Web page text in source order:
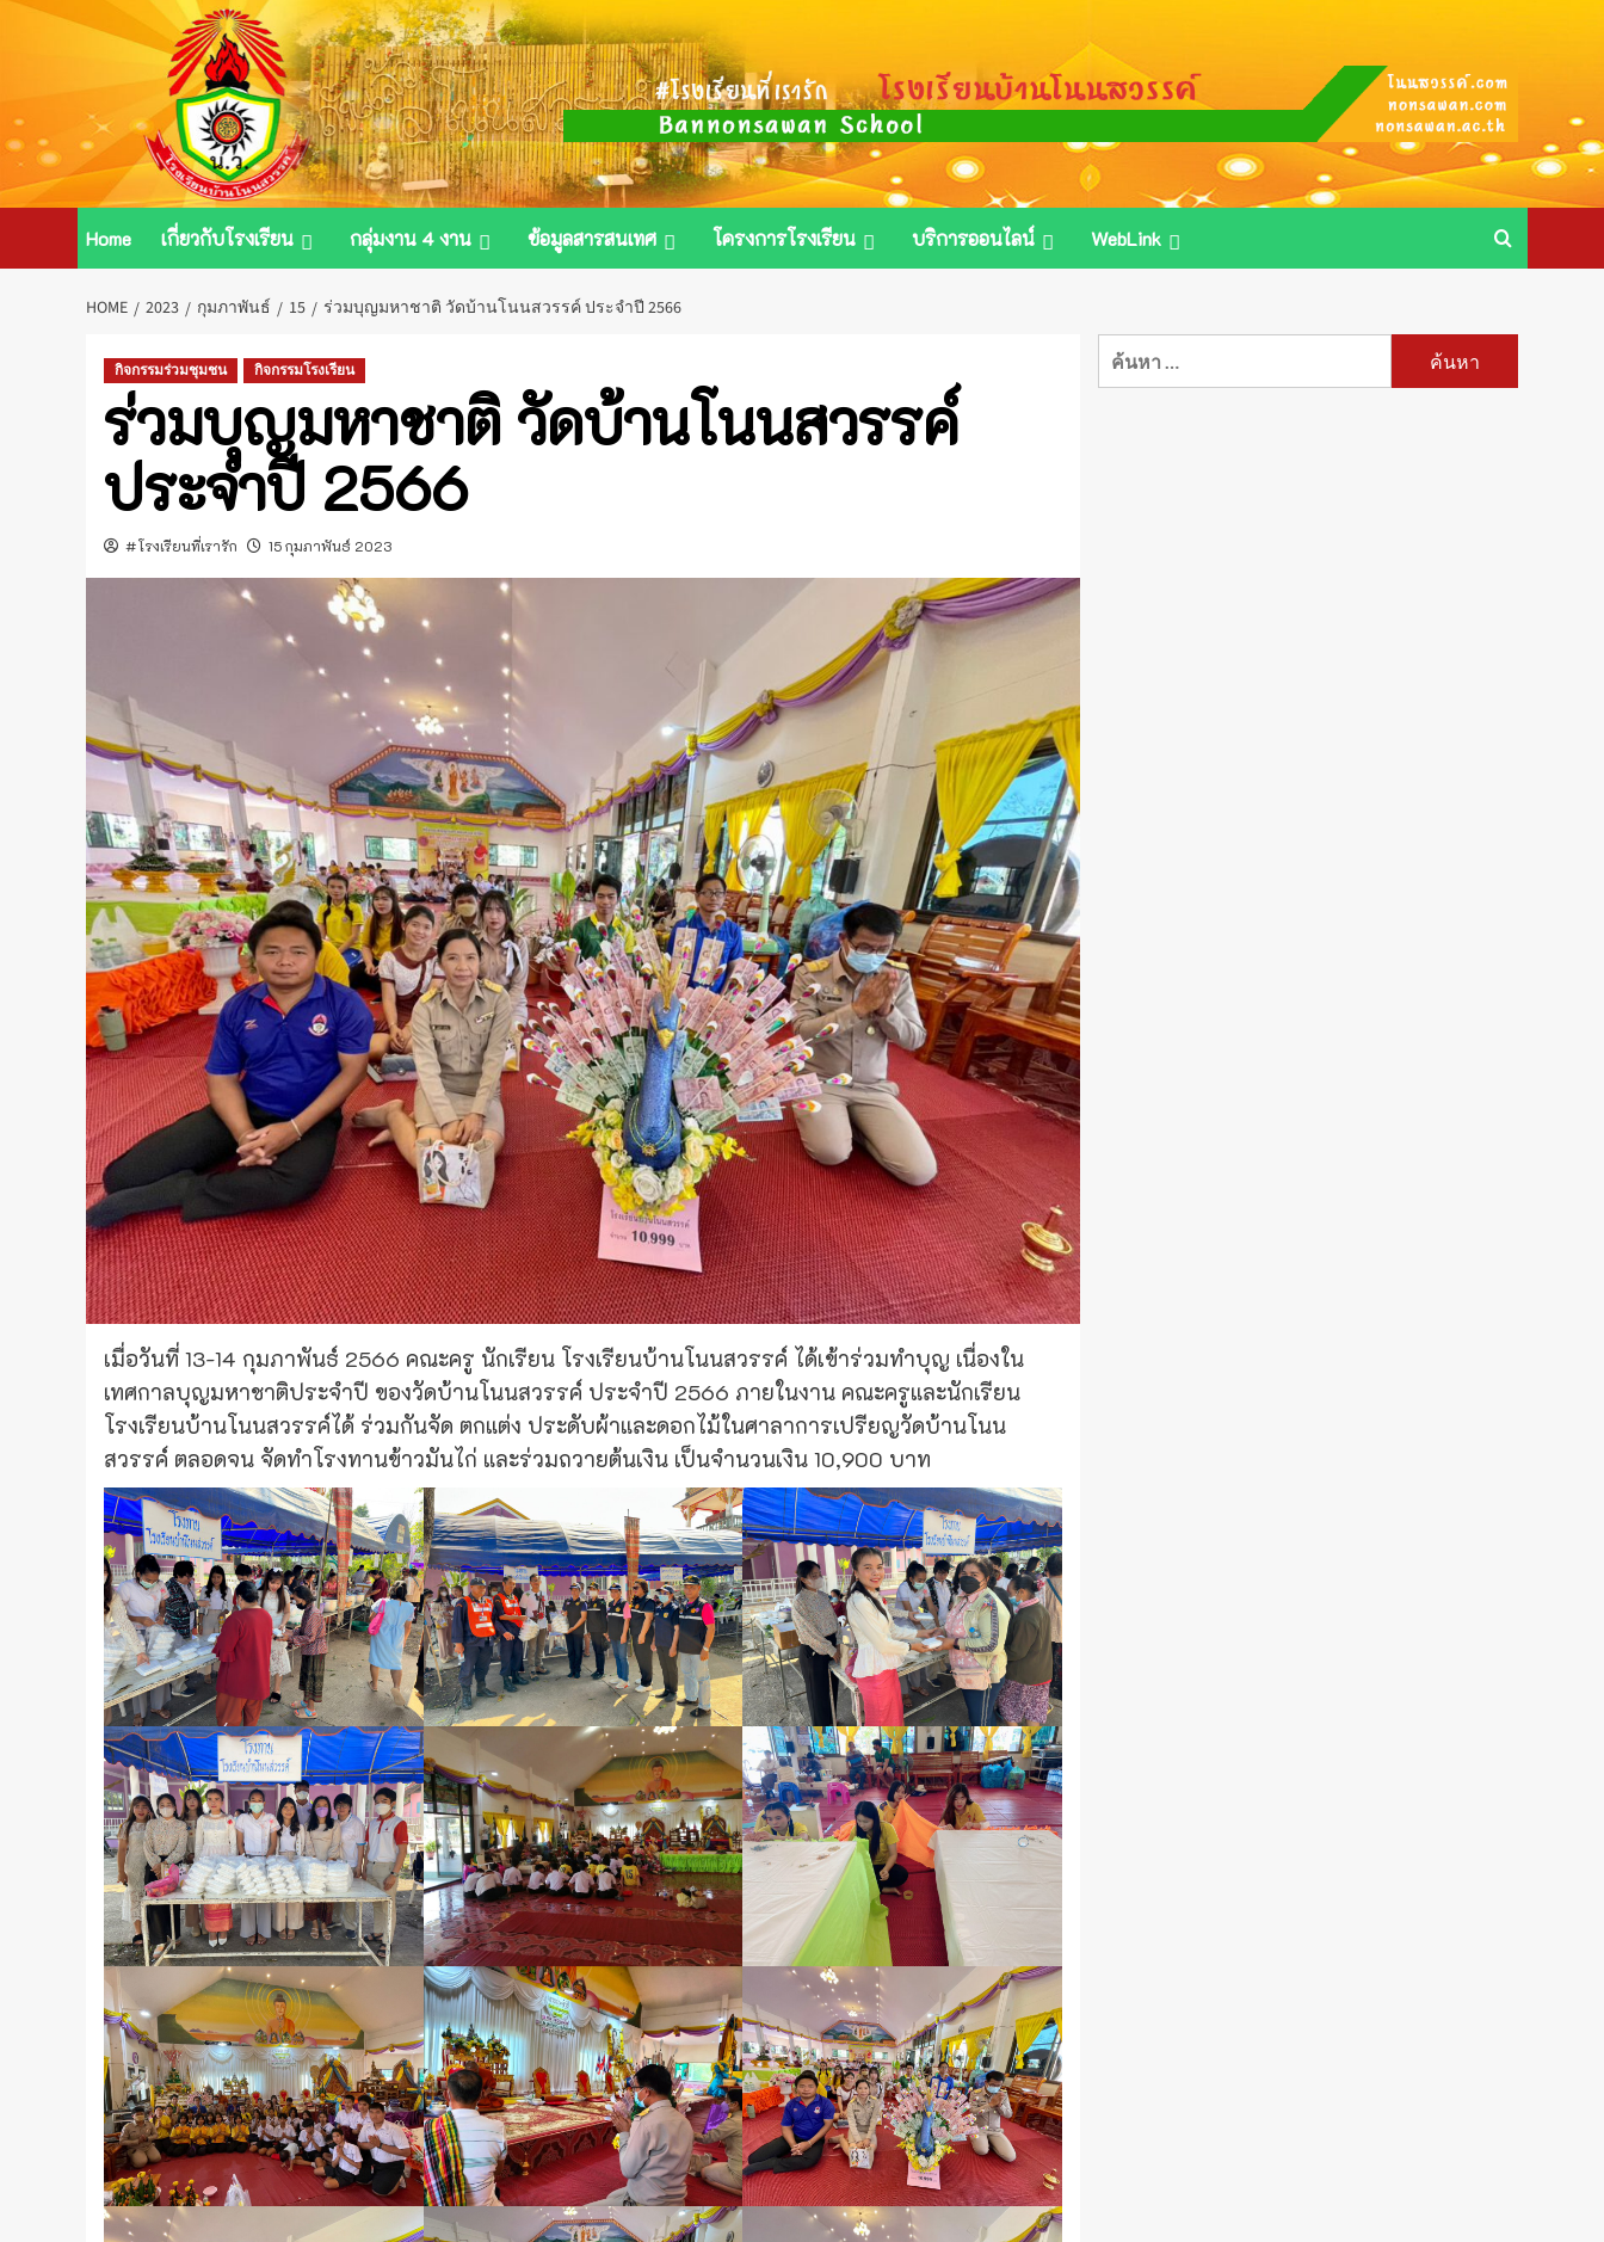
Skip
Home เกี่ยวกับโรงเรียน กลุ่มงาน 4 งาน ข้อมูลสารสนเทศ โครงการโรงเรียน บริการออนไลน์ WebLink
HOME 2023 กุมภาพันธ์ 15 ร่วมบุญมหาชาติ วัดบ้านโนนสวรรค์ ประจำปี 2566
กิจกรรมร่วมชุมชน กิจกรรมโรงเรียน
ร่วมบุญมหาชาติ วัดบ้านโนนสวรรค์
ประจำปี 2566
#โรงเรียนที่เรารัก 15 กุมภาพันธ์ 2023
เมื่อวันที่ 13-14 กุมภาพันธ์ 2566 คณะครู นักเรียน โรงเรียนบ้านโนนสวรรค์ ได้เข้าร่วมทำบุญ เนื่องใน
เทศกาลบุญมหาชาติประจำปี ของวัดบ้านโนนสวรรค์ ประจำปี 2566 ภายในงาน คณะครูและนักเรียน
โรงเรียนบ้านโนนสวรรค์ได้ ร่วมกันจัด ตกแต่ง ประดับผ้าและดอกไม้ในศาลาการเปรียญวัดบ้านโนน
สวรรค์ ตลอดจน จัดทำโรงทานข้าวมันไก่ และร่วมถวายต้นเงิน เป็นจำนวนเงิน 10,900 บาท
ค้นหา